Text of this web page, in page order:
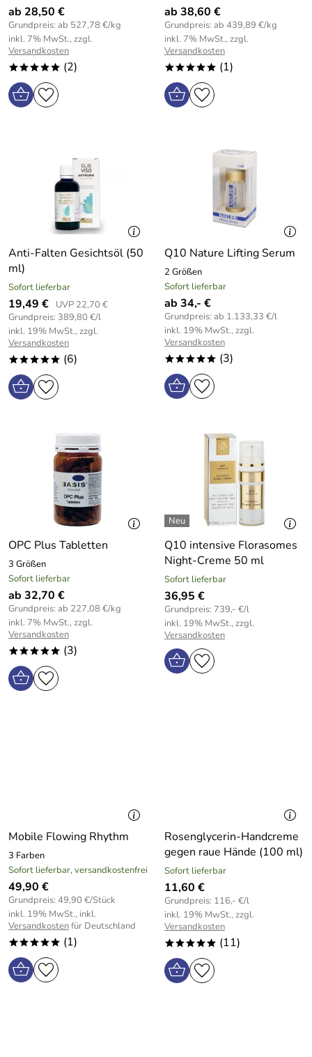
ab 28,50 €
Grundpreis: ab 527,78 €/kg
inkl. 7% MwSt., zzgl.
Versandkosten
***** (2)
ab 38,60 €
Grundpreis: ab 439,89 €/kg
inkl. 7% MwSt., zzgl.
Versandkosten
***** (1)
Anti-Falten Gesichtsöl (50
ml)
Sofort lieferbar
19,49 €
UVP 22,70 €
Grundpreis: 389,80 €/l
inkl. 19% MwSt., zzgl.
Versandkosten
***** (6)
Q10 Nature Lifting Serum
2 Größen
Sofort lieferbar
ab 34,- €
Grundpreis: ab 1.133,33 €/l
inkl. 19% MwSt., zzgl.
Versandkosten
***** (3)
OPC Plus Tabletten
3 Größen
Sofort lieferbar
ab 32,70 €
Grundpreis: ab 227,08 €/kg
inkl. 7% MwSt., zzgl.
Versandkosten
***** (3)
Q10 intensive Florasomes
Night-Creme 50 ml
Sofort lieferbar
36,95 €
Grundpreis: 739,- €/l
inkl. 19% MwSt., zzgl.
Versandkosten
Mobile Flowing Rhythm
3 Farben
Sofort lieferbar, versandkostenfrei
49,90 €
Grundpreis: 49,90 €/Stück
inkl. 19% MwSt., inkl.
Versandkostenfür Deutschland
***** (1)
Rosenglycerin-Handcreme
gegen raue Hände (100 ml)
Sofort lieferbar
11,60 €
Grundpreis: 116,- €/l
inkl. 19% MwSt., zzgl.
Versandkosten
***** (11)